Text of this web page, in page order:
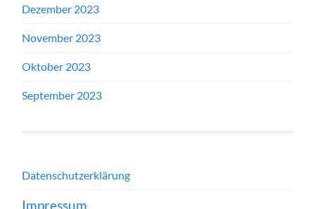
Dezember 2023
November 2023
Oktober 2023
September 2023
Datenschutzerklärung
Impressum